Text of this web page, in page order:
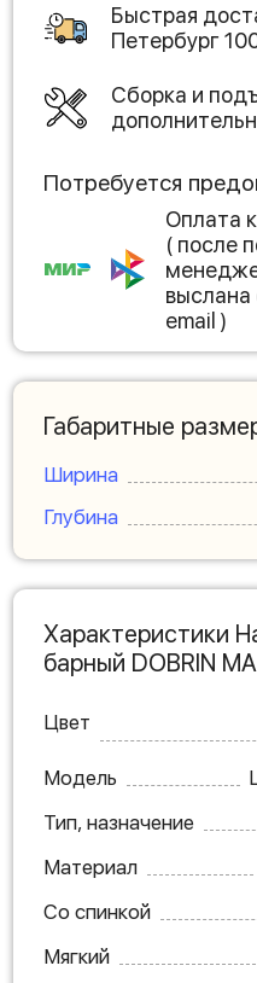
Быстрая
Петербург
Сборка и
Потребуется
Оплата
( после
выслана
email )
Габаритные
Ширина
Глубина
Характеристики
барный DOBRIN
Цвет
Модель
Тип, назначение
Материал
Со спинкой
Мягкий